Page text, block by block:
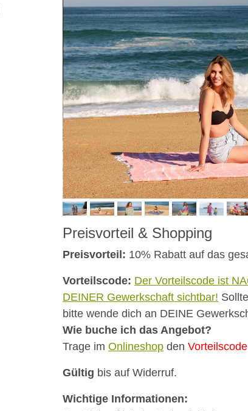
Preisvorteil & Shopping
Preisvorteil: 10% Rabatt auf das
Vorteilscode: Der Vorteilscode ist
DEINER Gewerkschaft sichtbar!
bitte wende dich an DEINE
Wie buche ich das Angebot?
Trage im Onlineshop den Vorteilscode
Gültig bis auf Widerruf.
Wichtige Informationen: